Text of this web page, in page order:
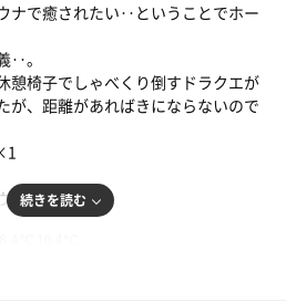
ナで癒されたい‥ということでホー
‥。
椅子でしゃべくり倒すドラクエが
が、距離があればきにならないので
ナ 4分×2
ばしまくれたのも良かったし、温
続きを読む